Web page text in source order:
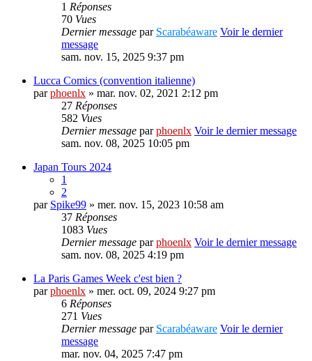
1 Réponses
70 Vues
Dernier message par Scarabéaware Voir le dernier
message
sam. nov. 15, 2025 9:37 pm
Lucca Comics (convention italienne)
parphoenlx » mar. nov. 02, 2021 2:12 pm
27 Réponses
582 Vues
Dernier message parphoenlx Voir le dernier message
sam. nov. 08, 2025 10:05 pm
Japan Tours 2024
1
2
par Spike99 » mer. nov. 15, 2023 10:58 am
37 Réponses
1083 Vues
Dernier message parphoenlx Voir le dernier message
sam. nov. 08, 2025 4:19 pm
La Paris Games Week c'est bien ?
parphoenlx » mer. oct. 09, 2024 9:27 pm
6 Réponses
271 Vues
Dernier message par Scarabéaware Voir le dernier
message
mar. nov. 04, 2025 7:47 pm